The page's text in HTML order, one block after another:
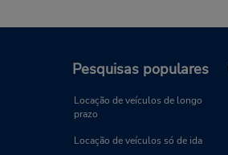
Pesquisas populares
Locação de veículos de longo
prazo
Locação de veículos só de ida